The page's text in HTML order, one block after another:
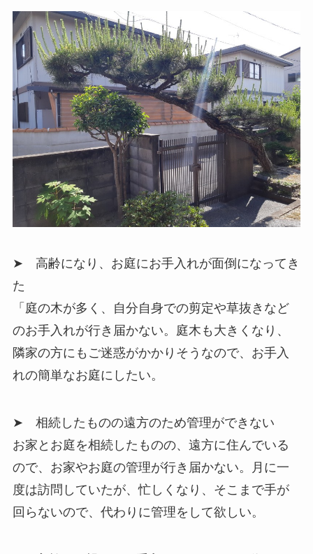
➤ 高齢になり、お庭にお手入れが面倒になってき
た
「庭の木が多く、自分自身での剪定や草抜きなど
のお手入れが行き届かない。庭木も大きくなり、
隣家の方にもご迷惑がかかりそうなので、お手入
れの簡単なお庭にしたい。
➤ 相続したものの遠方のため管理ができない
お家とお庭を相続したものの、遠方に住んでいる
ので、お家やお庭の管理が行き届かない。月に一
度は訪問していたが、忙しくなり、そこまで手が
回らないので、代わりに管理をして欲しい。